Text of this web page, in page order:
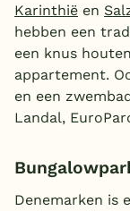
Karinthië en
hebben een
een knus
appartement.
en een
Landal,
Denemarken is